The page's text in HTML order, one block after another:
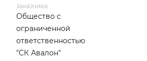
заказчика
Общество с
ограниченной
ответственностью
"СК Авалон"